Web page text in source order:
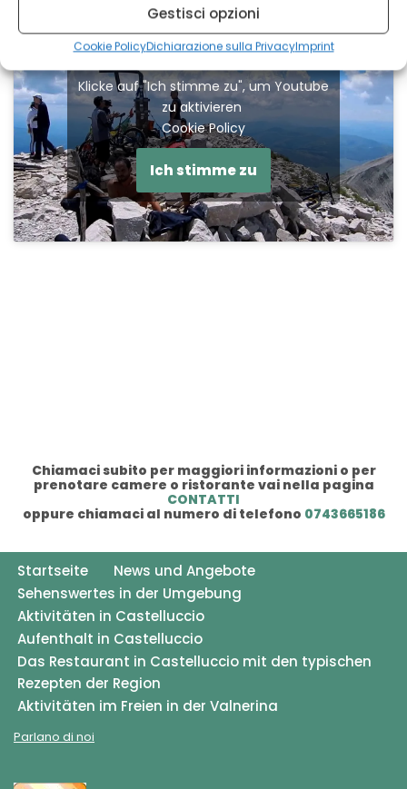
Gestisci opzioni
Cookie PolicyDichiarazione sulla PrivacyImprint
Klicke auf "Ich stimme zu", um Youtube
zu aktivieren
Cookie Policy
Ich stimme zu
Chiamaci subito per maggiori informazioni o per
prenotare camere o ristorante vai nella pagina
CONTATTI
oppure chiamaci al numero di telefono 0743665186
Startseite
News und Angebote
Sehenswertes in der Umgebung
Aktivitäten in Castelluccio
Aufenthalt in Castelluccio
Das Restaurant in Castelluccio mit den typischen
Rezepten der Region
Aktivitäten im Freien in der Valnerina
Parlano di noi